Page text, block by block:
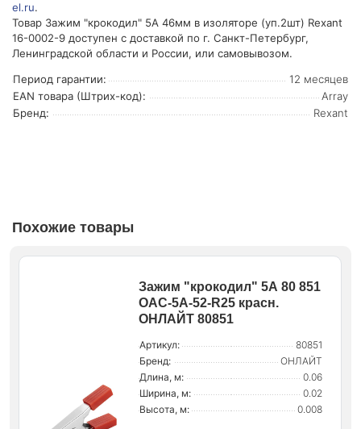
el.ru.
Товар Зажим "крокодил" 5А 46мм в изоляторе (уп.2шт) Rexant
16-0002-9 доступен с доставкой по г. Санкт-Петербург,
Ленинградской области и России, или самовывозом.
Период гарантии:
12 месяцев
EAN товара (Штрих-код):
Array
Бренд:
Rexant
Похожие товары
Зажим "крокодил" 5А 80 851
OAC-5A-52-R25 красн.
ОНЛАЙТ 80851
Артикул:
80851
Бренд:
ОНЛАЙТ
Длина, м:
0.06
Ширина, м:
0.02
Высота, м:
0.008